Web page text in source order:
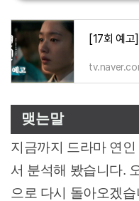
맺는말
지금까지 드라마 연
서 분석해 봤습니다.
으로 다시 돌아오겠